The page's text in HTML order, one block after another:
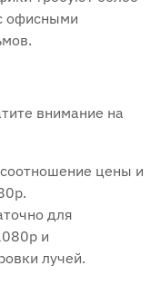
офисными
внимание на
цены и
для
и
лучей.